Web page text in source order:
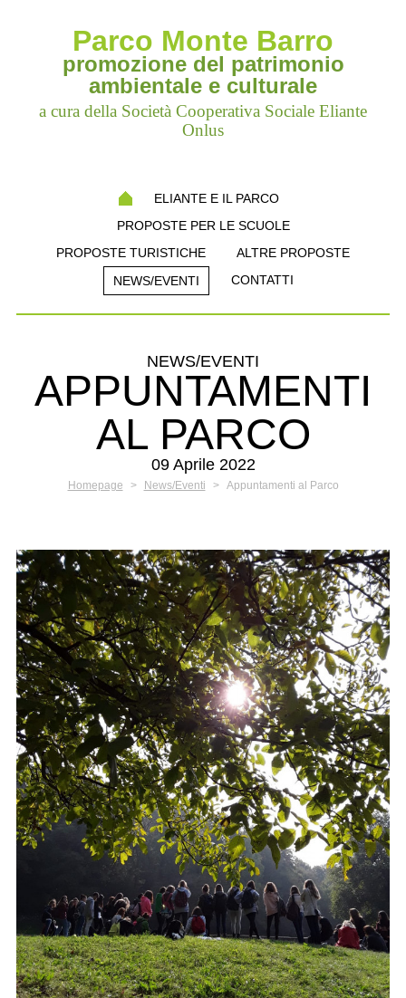
Parco Monte Barro
promozione del patrimonio
ambientale e culturale
a cura della Società Cooperativa Sociale Eliante
Onlus
ELIANTE E IL PARCO
PROPOSTE PER LE SCUOLE
PROPOSTE TURISTICHE
ALTRE PROPOSTE
NEWS/EVENTI
CONTATTI
NEWS/EVENTI
APPUNTAMENTI
AL PARCO
09 Aprile 2022
Homepage > News/Eventi > Appuntamenti al Parco